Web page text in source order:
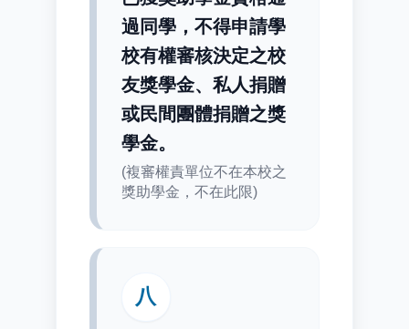
過同學，不得申請學
校有權審核決定之校
友獎學金、私人捐贈
或民間團體捐贈之獎
學金。
(複審權責單位不在本校之
獎助學金，不在此限)
八